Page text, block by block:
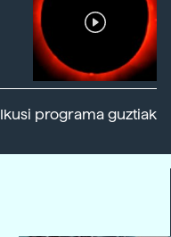
Ikusi programa guztiak